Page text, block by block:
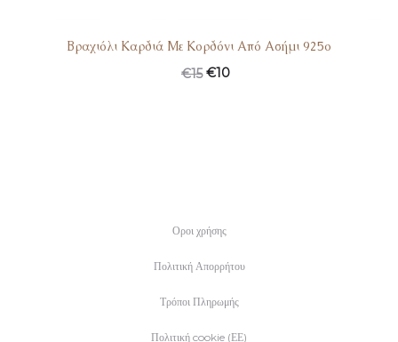
Βραχιόλι Καρδιά Με Κορδόνι Από Ασήμι 925ο
€15 €10
Οροι χρήσης
Πολιτική Απορρήτου
Τρόποι Πληρωμής
Πολιτική cookie (ΕΕ)